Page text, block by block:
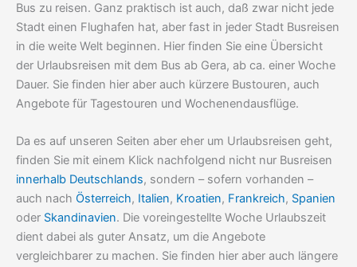
Bus zu reisen. Ganz praktisch ist auch, daß zwar nicht jede
Stadt einen Flughafen hat, aber fast in jeder Stadt Busreisen
in die weite Welt beginnen. Hier finden Sie eine Übersicht
der Urlaubsreisen mit dem Bus ab Gera, ab ca. einer Woche
Dauer. Sie finden hier aber auch kürzere Bustouren, auch
Angebote für Tagestouren und Wochenendausflüge.
Da es auf unseren Seiten aber eher um Urlaubsreisen geht,
finden Sie mit einem Klick nachfolgend nicht nur Busreisen
innerhalb Deutschlands, sondern – sofern vorhanden –
auch nach Österreich, Italien, Kroatien, Frankreich, Spanien
oder Skandinavien. Die voreingestellte Woche Urlaubszeit
dient dabei als guter Ansatz, um die Angebote
vergleichbarer zu machen. Sie finden hier aber auch längere